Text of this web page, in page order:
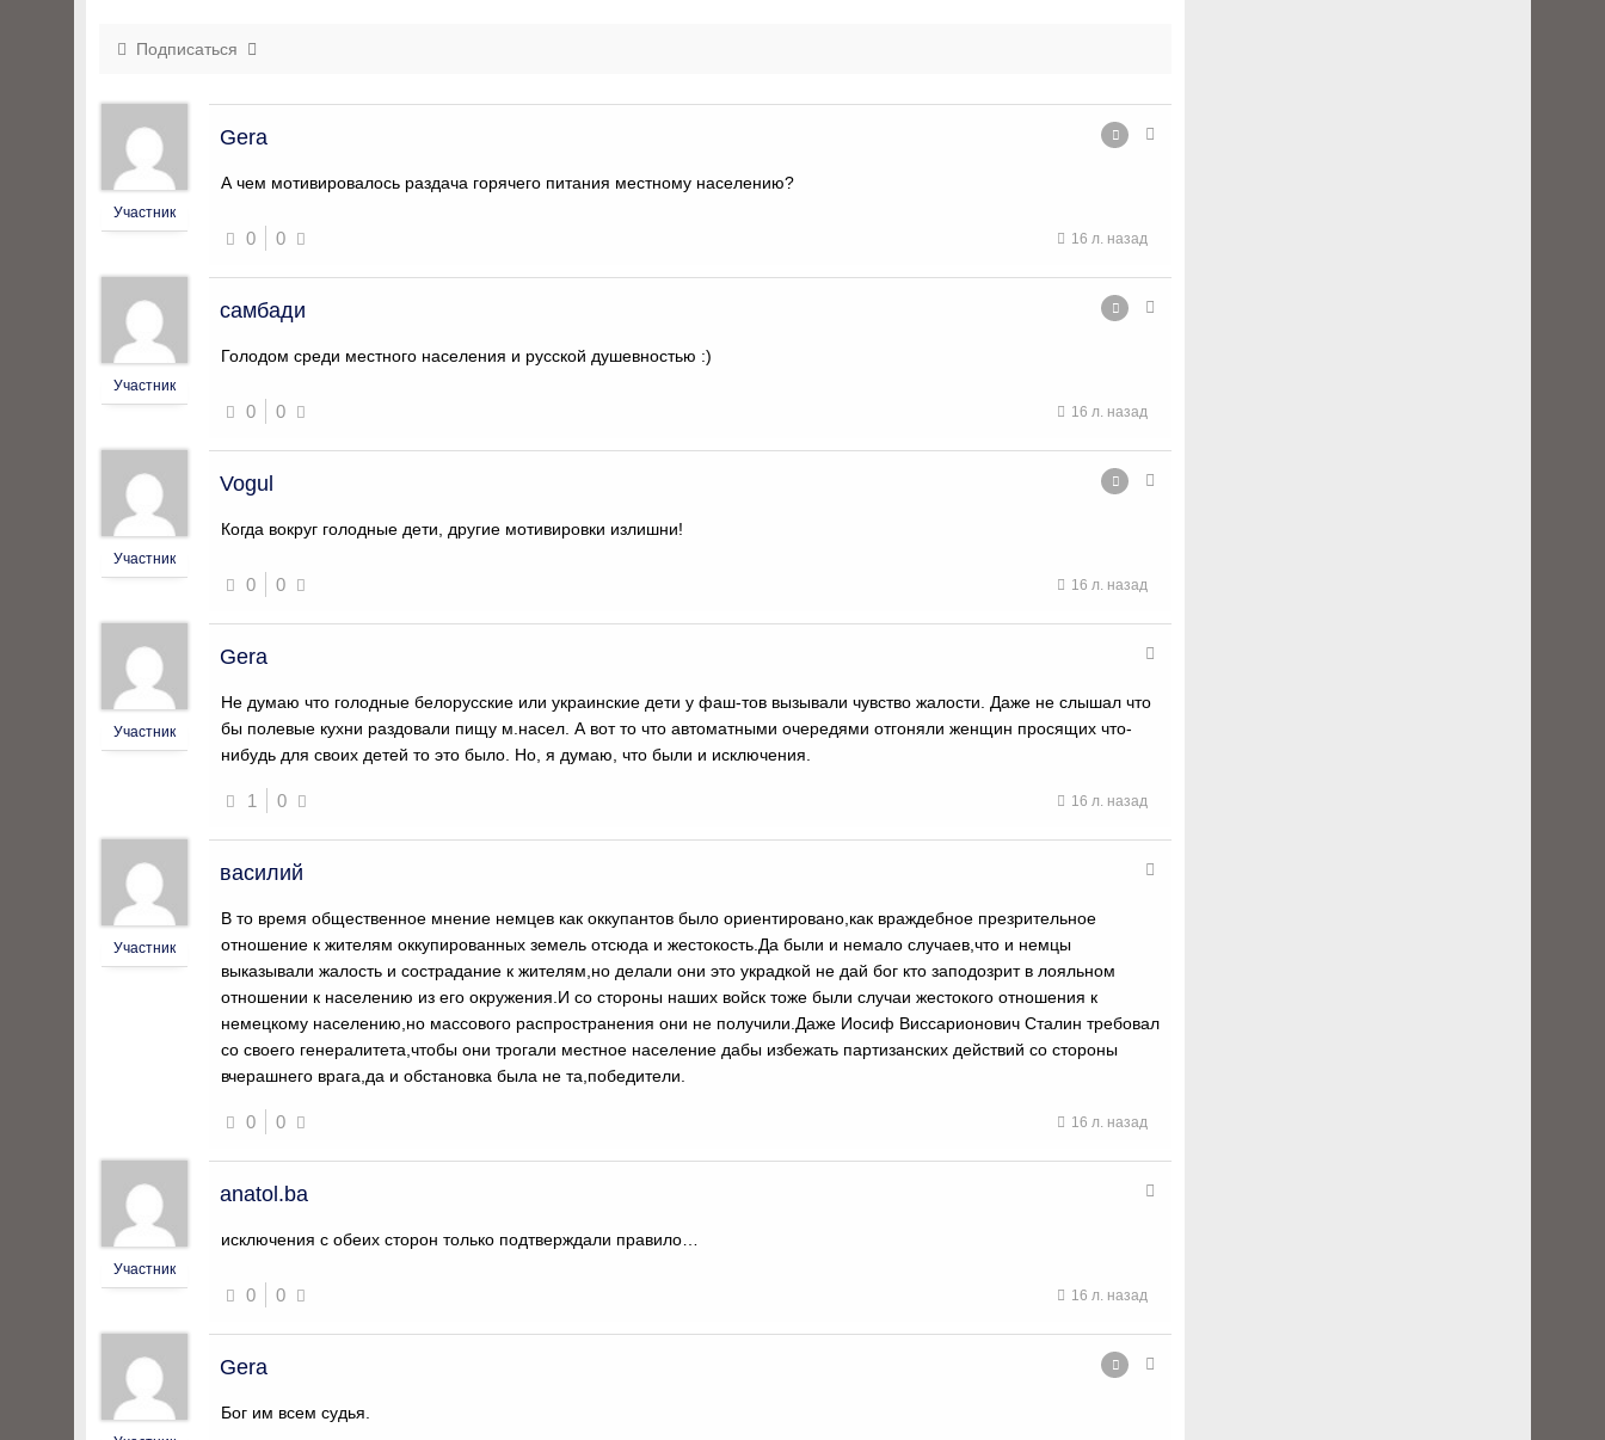
Подписаться
Участник
Gera
А чем мотивировалось раздача горячего питания местному населению?
0 0 16 л. назад
Участник
самбади
Голодом среди местного населения и русской душевностью :)
0 0 16 л. назад
Участник
Vogul
Когда вокруг голодные дети, другие мотивировки излишни!
0 0 16 л. назад
Участник
Gera
Не думаю что голодные белорусские или украинские дети у фаш-тов вызывали чувство жалости. Даже не слышал что
бы полевые кухни раздовали пищу м.насел. А вот то что автоматными очередями отгоняли женщин просящих что-
нибудь для своих детей то это было. Но, я думаю, что были и исключения.
1 0 16 л. назад
Участник
василий
В то время общественное мнение немцев как оккупантов было ориентировано,как враждебное презрительное
отношение к жителям оккупированных земель отсюда и жестокость.Да были и немало случаев,что и немцы
выказывали жалость и сострадание к жителям,но делали они это украдкой не дай бог кто заподозрит в лояльном
отношении к населению из его окружения.И со стороны наших войск тоже были случаи жестокого отношения к
немецкому населению,но массового распространения они не получили.Даже Иосиф Виссарионович Сталин требовал
со своего генералитета,чтобы они трогали местное население дабы избежать партизанских действий со стороны
вчерашнего врага,да и обстановка была не та,победители.
0 0 16 л. назад
Участник
anatol.ba
исключения с обеих сторон только подтверждали правило…
0 0 16 л. назад
Gera
Бог им всем судья.